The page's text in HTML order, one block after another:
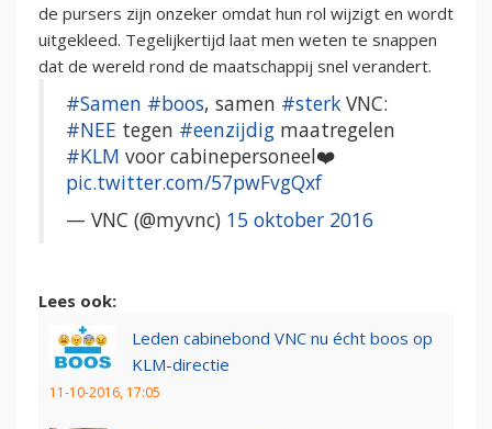
de pursers zijn onzeker omdat hun rol wijzigt en wordt
uitgekleed. Tegelijkertijd laat men weten te snappen
dat de wereld rond de maatschappij snel verandert.
#Samen #boos, samen #sterk VNC:
#NEE tegen #eenzijdig maatregelen
#KLM voor cabinepersoneel❤️
pic.twitter.com/57pwFvgQxf
— VNC (@myvnc) 15 oktober 2016
Lees ook:
Leden cabinebond VNC nu écht boos op
KLM-directie
11-10-2016, 17:05